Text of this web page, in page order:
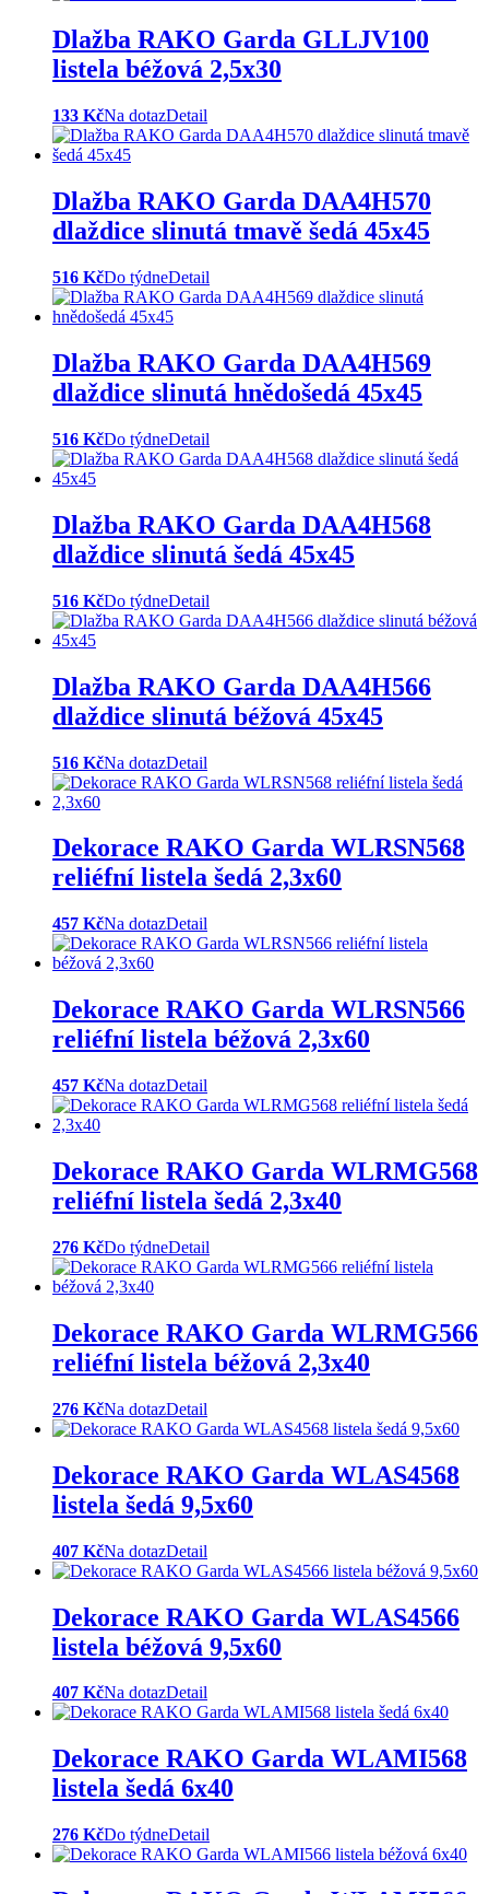
Dlažba RAKO Garda GLLJV100
listela béžová 2,5x30
133 KčNa dotazDetail
Dlažba RAKO Garda DAA4H570
dlaždice slinutá tmavě šedá 45x45
516 KčDo týdneDetail
Dlažba RAKO Garda DAA4H569
dlaždice slinutá hnědošedá 45x45
516 KčDo týdneDetail
Dlažba RAKO Garda DAA4H568
dlaždice slinutá šedá 45x45
516 KčDo týdneDetail
Dlažba RAKO Garda DAA4H566
dlaždice slinutá béžová 45x45
516 KčNa dotazDetail
Dekorace RAKO Garda WLRSN568
reliéfní listela šedá 2,3x60
457 KčNa dotazDetail
Dekorace RAKO Garda WLRSN566
reliéfní listela béžová 2,3x60
457 KčNa dotazDetail
Dekorace RAKO Garda WLRMG568
reliéfní listela šedá 2,3x40
276 KčDo týdneDetail
Dekorace RAKO Garda WLRMG566
reliéfní listela béžová 2,3x40
276 KčNa dotazDetail
Dekorace RAKO Garda WLAS4568
listela šedá 9,5x60
407 KčNa dotazDetail
Dekorace RAKO Garda WLAS4566
listela béžová 9,5x60
407 KčNa dotazDetail
Dekorace RAKO Garda WLAMI568
listela šedá 6x40
276 KčDo týdneDetail